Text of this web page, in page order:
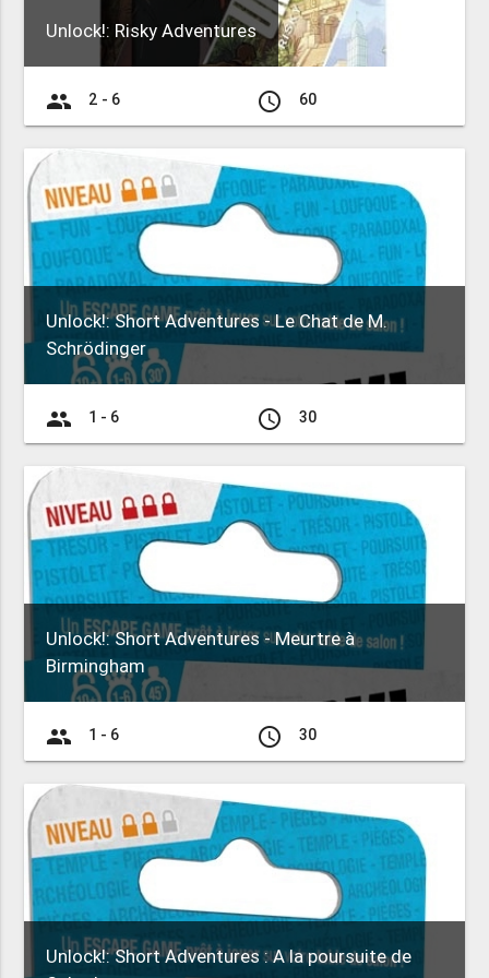
Unlock!: Risky Adventures
group 2 - 6 access_time 60
Unlock!: Short Adventures - Le Chat de M.
Schrödinger
group 1 - 6 access_time 30
Unlock!: Short Adventures - Meurtre à
Birmingham
group 1 - 6 access_time 30
Unlock!: Short Adventures : A la poursuite de